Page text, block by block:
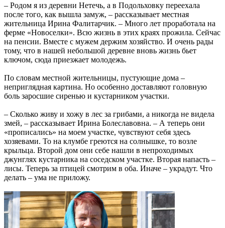
– Родом я из деревни Нетечь, а в Подольховку переехала
после того, как вышла замуж, – рассказывает местная
жительница Ирина Фалитарчик. – Много лет проработала на
ферме «Новоселки». Всю жизнь в этих краях прожила. Сейчас
на пенсии. Вместе с мужем держим хозяйство. И очень рады
тому, что в нашей небольшой деревне вновь жизнь бьет
ключом, сюда приезжает молодежь.
По словам местной жительницы, пустующие дома –
неприглядная картина. Но особенно доставляют головную
боль заросшие сиренью и кустарником участки.
– Сколько живу и хожу в лес за грибами, а никогда не видела
змей, – рассказывает Ирина Болеславовна. – А теперь они
«прописались» на моем участке, чувствуют себя здесь
хозяевами. То на клумбе греются на солнышке, то возле
крыльца. Второй дом они себе нашли в непроходимых
джунглях кустарника на соседском участке. Вторая напасть –
лисы. Теперь за птицей смотрим в оба. Иначе – украдут. Что
делать – ума не приложу.